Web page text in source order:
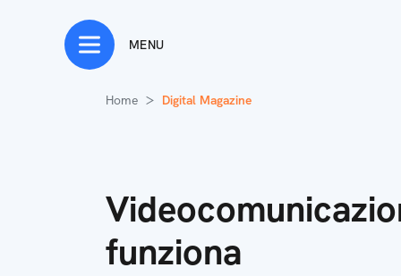
MENU
Home Digital Magazine
funziona